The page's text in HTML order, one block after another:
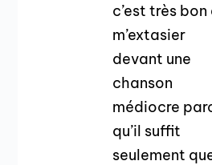
c’est très bon
m’extasier
devant une
chanson
médiocre
qu’il suffit
seulement